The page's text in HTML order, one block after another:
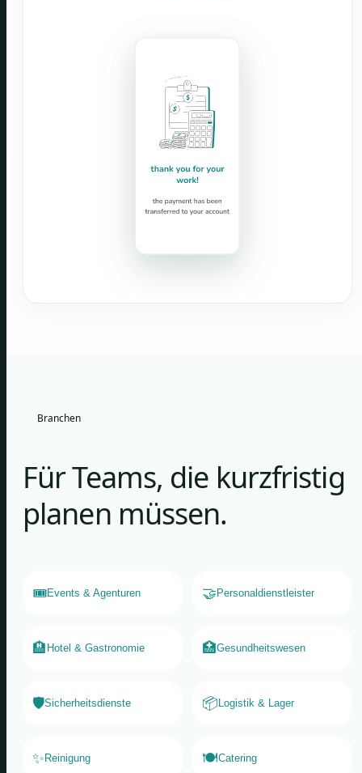
Branchen
Für Teams, die kurzfristig
planen müssen.
🎟️Events & Agenturen 🤝 Personaldienstleister
🏨 Hotel & Gastronomie 🏥Gesundheitswesen
🛡️Sicherheitsdienste 📦 Logistik & Lager
✨ Reinigung 🍽️Catering